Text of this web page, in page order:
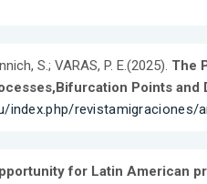
S.; VARAS, P. E.(2025). The
Points and
index.php/revistamigraciones/
for Latin American